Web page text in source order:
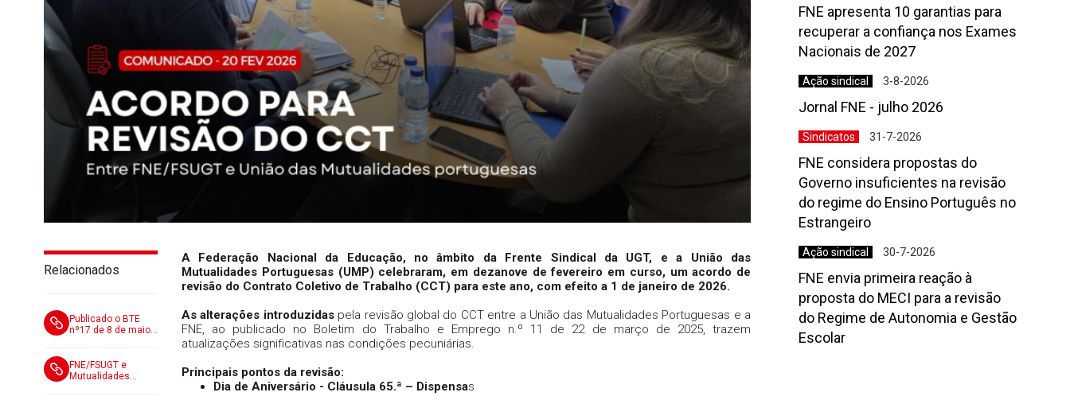
Relacionados
Publicado o BTE
nº17 de 8 de maio
FNE/FSUGT e
Mutualidades
A Federação Nacional da Educação, no âmbito da Frente Sindical da UGT, e a União das
Mutualidades Portuguesas (UMP) celebraram, em dezanove de fevereiro em curso, um acordo de
revisão do Contrato Coletivo de Trabalho (CCT) para este ano, com efeito a 1 de janeiro de 2026.
As alterações introduzidaspela revisão global do CCT entre a União das Mutualidades Portuguesas e a
FNE, ao publicado no Boletim do Trabalho e Emprego n.º 11 de 22 de março de 2025, trazem
atualizações significativas nas condições pecuniárias.
Principais pontos da revisão:
Dia de Aniversário - Cláusula 65.ª – Dispensas
FNE apresenta 10 garantias para
recuperar a confiança nos Exames
Nacionais de 2027
Ação sindical 3-8-2026
Jornal FNE - julho 2026
Sindicatos 31-7-2026
FNE considera propostas do
Governo insuficientes na revisão
do regime do Ensino Português no
Estrangeiro
Ação sindical 30-7-2026
FNE envia primeira reação à
proposta do MECI para a revisão
do Regime de Autonomia e Gestão
Escolar